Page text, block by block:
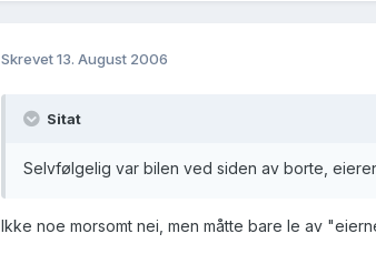
Skrevet13. August 2006
Sitat
Selvfølgelig var bilen ved siden av borte,
Ikke noe morsomt nei, men måtte bare le av